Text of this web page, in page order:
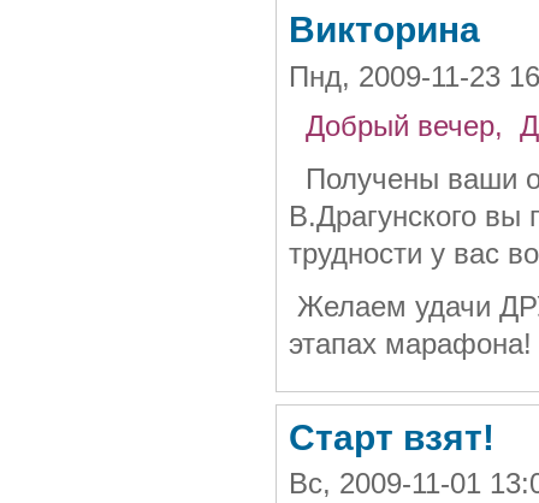
Викторина
Пнд, 2009-11-23
Добрый вечер,
Получены ваши
В.Драгунского вы
трудности у вас
Желаем удачи
этапах марафона!
Старт взят!
Вс, 2009-11-01